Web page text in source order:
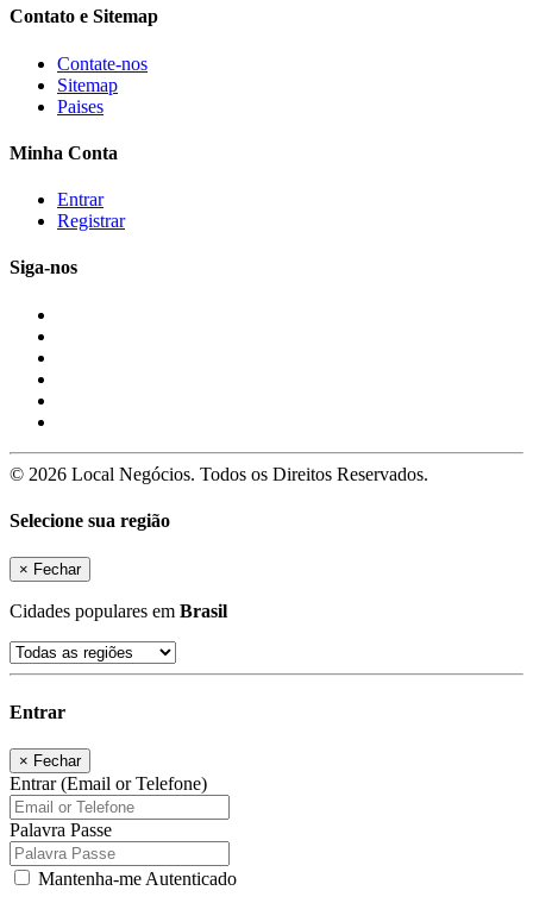
Contato e Sitemap
Contate-nos
Sitemap
Paises
Minha Conta
Entrar
Registrar
Siga-nos
© 2026 Local Negócios. Todos os Direitos Reservados.
Selecione sua região
× Fechar
Cidades populares em Brasil
Entrar
× Fechar
Entrar (Email or Telefone)
Palavra Passe
Mantenha-me Autenticado